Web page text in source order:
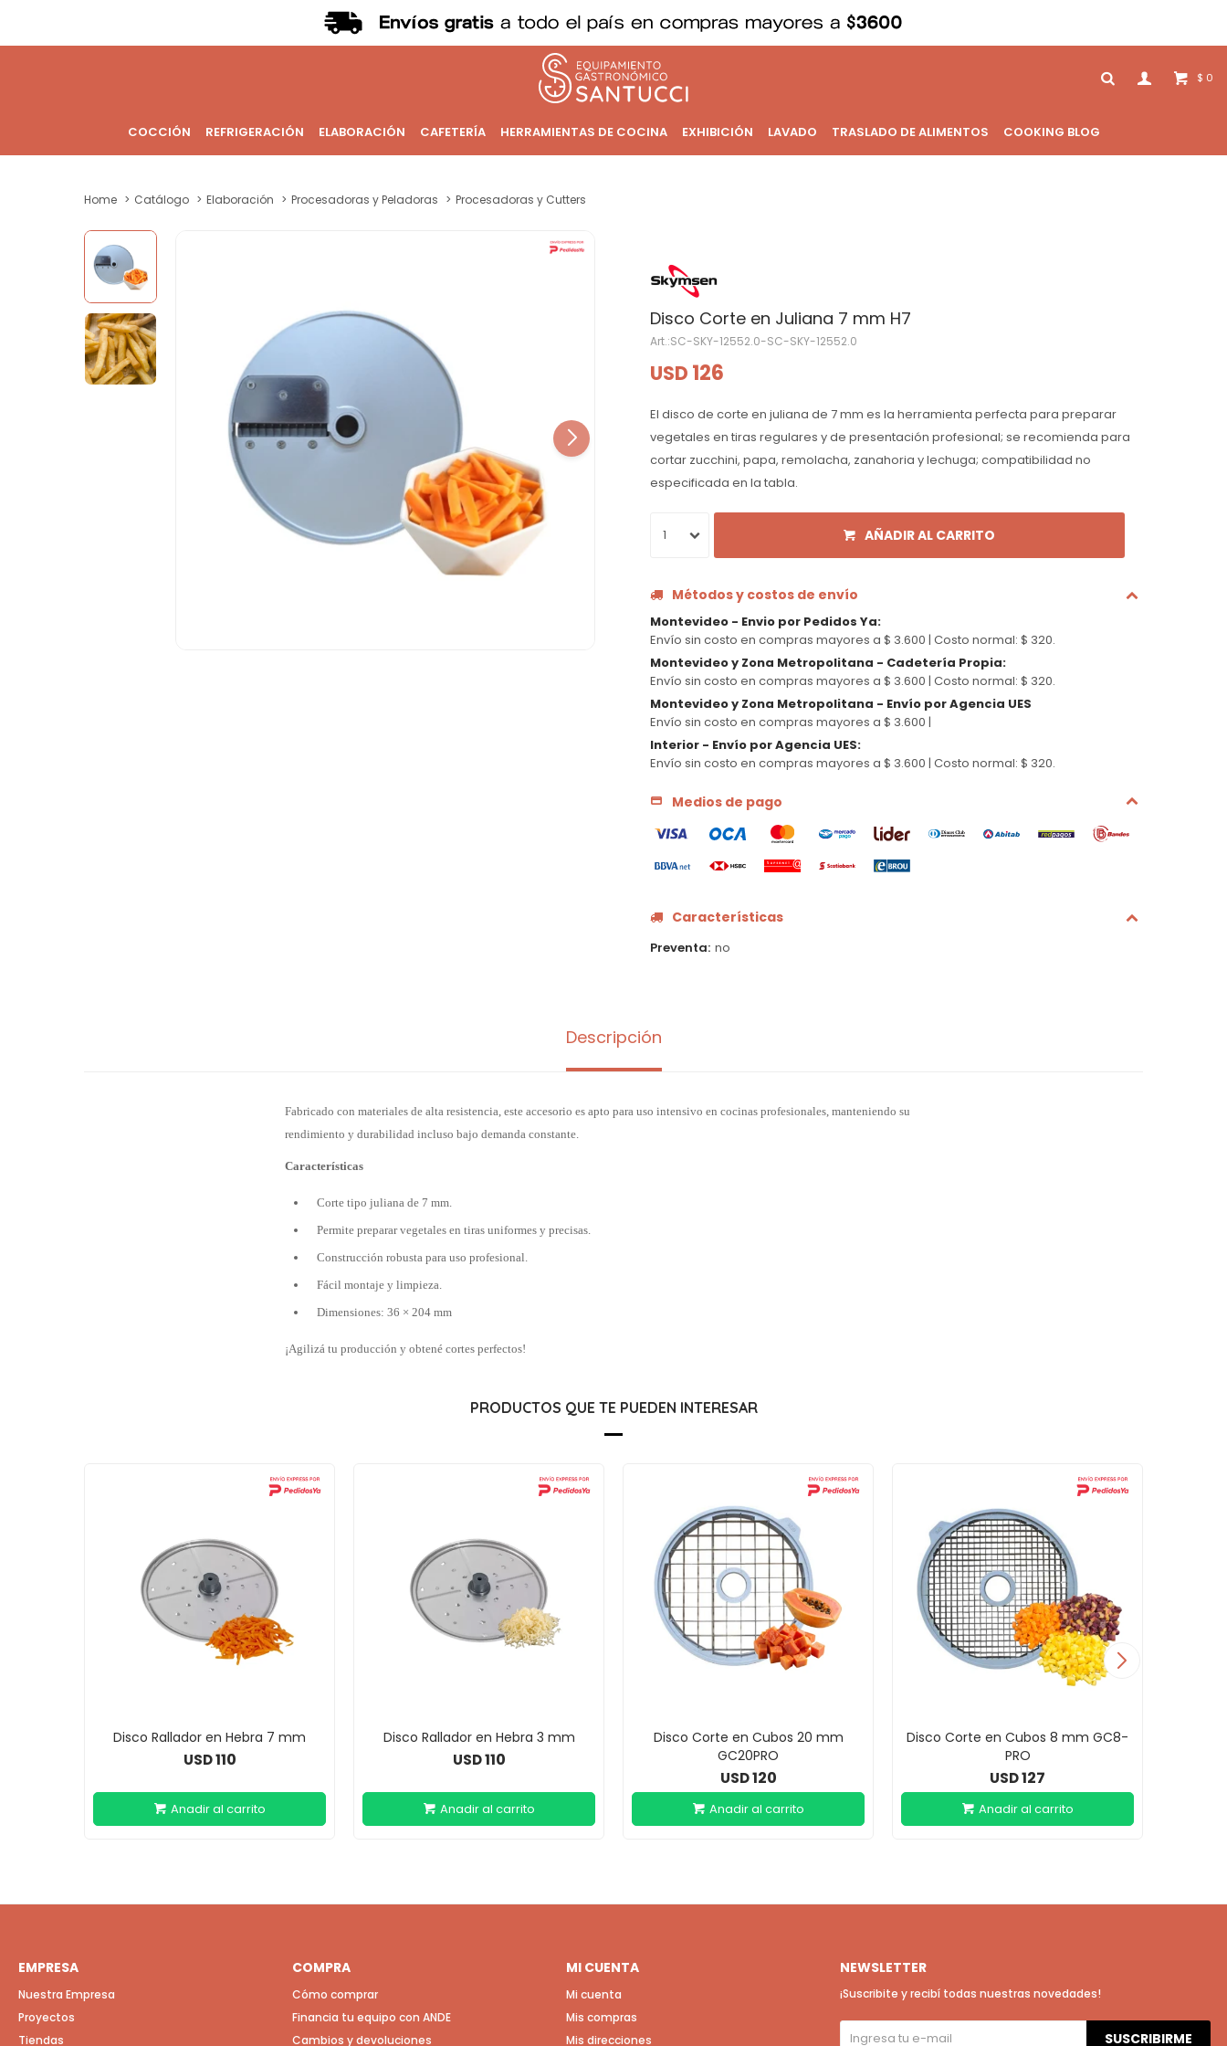
COCCIÓN REFRIGERACIÓN ELABORACIÓN CAFETERÍA HERRAMIENTAS DE COCINA EXHIBICIÓN LAVADO TRASLADO DE ALIMENTOS COOKING BLOG
$ 0
Home Catálogo Elaboración Procesadoras y Peladoras Procesadoras y Cutters
Disco Corte en Juliana 7 mm H7
SC-SKY-12552.0-SC-SKY-12552.0
USD 126
El disco de corte en juliana de 7 mm es la herramienta perfecta para preparar
vegetales en tiras regulares y de presentación profesional; se recomienda para
cortar zucchini, papa, remolacha, zanahoria y lechuga; compatibilidad no
especificada en la tabla.
1 AÑADIR AL CARRITO
Métodos y costos de envío
Montevideo - Envio por Pedidos Ya:
Envío sin costo en compras mayores a $ 3.600 | Costo normal: $ 320.
Montevideo y Zona Metropolitana - Cadetería Propia:
Envío sin costo en compras mayores a $ 3.600 | Costo normal: $ 320.
Montevideo y Zona Metropolitana - Envío por Agencia UES
Envío sin costo en compras mayores a $ 3.600 |
Interior - Envío por Agencia UES:
Envío sin costo en compras mayores a $ 3.600 | Costo normal: $ 320.
Medios de pago
Características
Preventa no
Descripción
Fabricado con materiales de alta resistencia, este accesorio es apto para uso intensivo en cocinas profesionales, manteniendo su
rendimiento y durabilidad incluso bajo demanda constante.
Características
Corte tipo juliana de 7 mm.
Permite preparar vegetales en tiras uniformes y precisas.
Construcción robusta para uso profesional.
Fácil montaje y limpieza.
Dimensiones: 36 × 204 mm
¡Agilizá tu producción y obtené cortes perfectos!
PRODUCTOS QUE TE PUEDEN INTERESAR
Disco Rallador en Hebra 7 mm
USD110
Disco Rallador en Hebra 3 mm
USD110
Disco Corte en Cubos 20 mm
GC20PRO
USD120
Disco Corte en Cubos 8 mm GC8-
PRO
USD127
EMPRESA
Nuestra Empresa
Proyectos
Tiendas
COMPRA
Cómo comprar
Financia tu equipo con ANDE
Cambios y devoluciones
MI CUENTA
Mi cuenta
Mis compras
Mis direcciones
NEWSLETTER
¡Suscribite y recibí todas nuestras novedades!
SUSCRIBIRME